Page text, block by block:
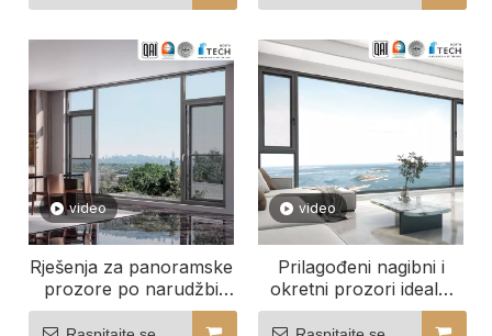
video
Rješenja za panoramske
prozore po narudžbi
redefiniraju vaš pogled
video
Prilagođeni nagibni i
okretni prozori idealni
za poslovne prostore